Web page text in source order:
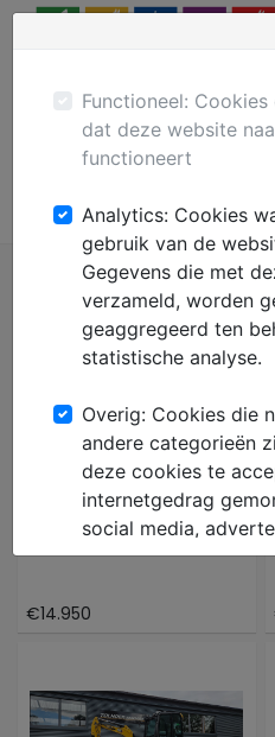
Plaats gratis
Mechanisatie
Hinowa Oil en steel 1466
€14.950